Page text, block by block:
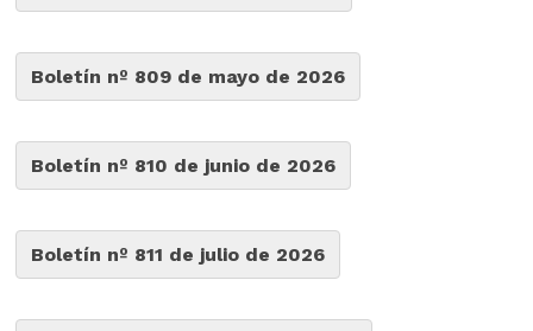
Boletín nº 809 de mayo de 2026
Boletín nº 810 de junio de 2026
Boletín nº 811 de julio de 2026